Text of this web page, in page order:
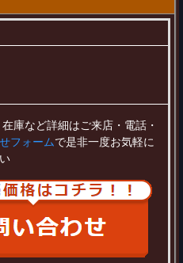
在庫など詳細はご来店・電話・
フォームで是非一度お気軽に